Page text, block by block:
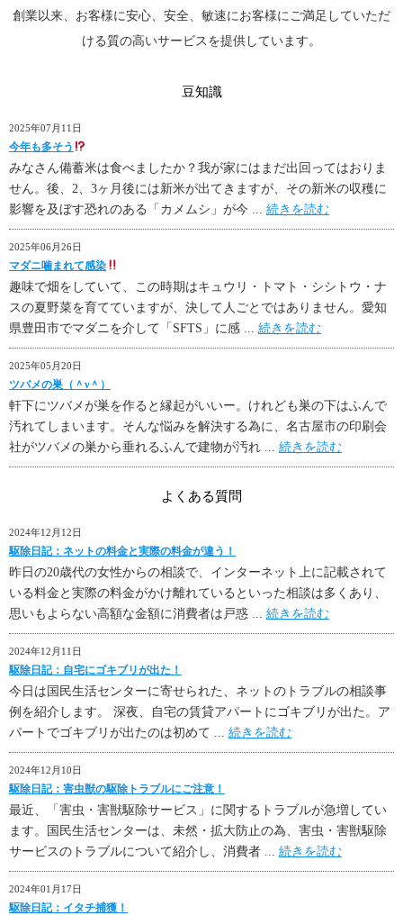
創業以来、お客様に安心、安全、敏速にお客様にご満足していただ
ける質の高いサービスを提供しています。
豆知識
2025年07月11日
今年も多そう
みなさん備蓄米は食べましたか？我が家にはまだ出回ってはおりま
せん。後、2、3ヶ月後には新米が出てきますが、その新米の収穫に
影響を及ぼす恐れのある「カメムシ」が今 ... 続きを読む
2025年06月26日
マダニ噛まれて感染
趣味で畑をしていて、この時期はキュウリ・トマト・シシトウ・ナ
スの夏野菜を育てていますが、決して人ごとではありません。愛知
県豊田市でマダニを介して「SFTS」に感 ... 続きを読む
2025年05月20日
ツバメの巣（＾ν＾）
軒下にツバメが巣を作ると縁起がいいー。けれども巣の下はふんで
汚れてしまいます。そんな悩みを解決する為に、名古屋市の印刷会
社がツバメの巣から垂れるふんで建物が汚れ ... 続きを読む
よくある質問
2024年12月12日
駆除日記：ネットの料金と実際の料金が違う！
昨日の20歳代の女性からの相談で、インターネット上に記載されて
いる料金と実際の料金がかけ離れているといった相談は多くあり、
思いもよらない高額な金額に消費者は戸惑 ... 続きを読む
2024年12月11日
駆除日記：自宅にゴキブリが出た！
今日は国民生活センターに寄せられた、ネットのトラブルの相談事
例を紹介します。 深夜、自宅の賃貸アパートにゴキブリが出た。ア
パートでゴキブリが出たのは初めて ... 続きを読む
2024年12月10日
駆除日記：害虫獣の駆除トラブルにご注意！
最近、「害虫・害獣駆除サービス」に関するトラブルが急増してい
ます。国民生活センターは、未然・拡大防止の為、害虫・害獣駆除
サービスのトラブルについて紹介し、消費者 ... 続きを読む
2024年01月17日
駆除日記：イタチ捕獲！